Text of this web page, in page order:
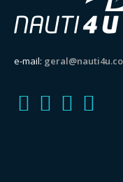
e-mail: